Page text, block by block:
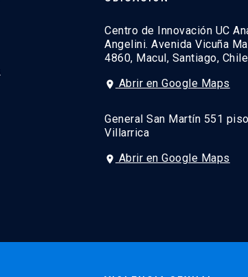
Centro de Innovación UC
Angelini. Avenida Vicuña
4860, Macul, Santiago, Chile
place Abrir en Google Maps
General San Martín 551
Villarrica
place Abrir en Google Maps